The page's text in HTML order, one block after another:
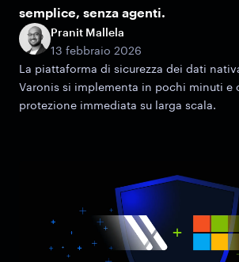
semplice, senza agenti.
Pranit Mallela
13 febbraio 2026
La piattaforma di sicurezza dei dati
Varonis si implementa in pochi minuti e
protezione immediata su larga scala.